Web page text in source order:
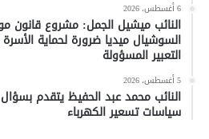
6 أغسطس، 2026
النائب ميشيل الجمل: مشروع قانون
السوشيال ميديا ضرورة لحماية
التعبير المسؤولة
5 أغسطس، 2026
النائب محمد عبد الحفيظ يتقدم
سياسات تسعير الكهرباء